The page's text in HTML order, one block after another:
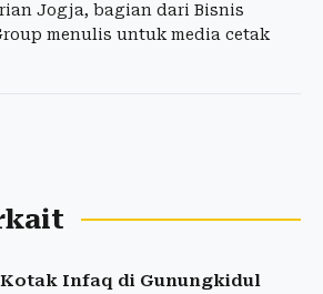
Jogja, bagian dari Bisnis
menulis untuk media cetak
Infaq di Gunungkidul